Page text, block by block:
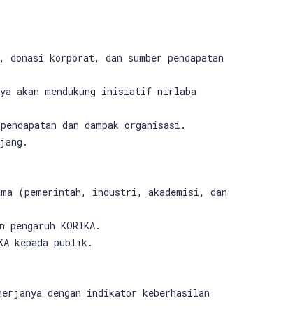
korporat, dan sumber pendapatan
akan mendukung inisiatif nirlaba
dan dampak organisasi.
(pemerintah, industri, akademisi, dan
KORIKA.
kepada publik.
dengan indikator keberhasilan